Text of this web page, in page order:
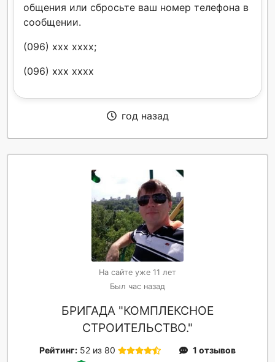
общения или сбросьте ваш номер телефона в
сообщении.
(096) xxx xxxx;
(096) xxx xxxx
год назад
На сайте уже 11 лет
Был час назад
БРИГАДА "КОМПЛЕКСНОЕ
СТРОИТЕЛЬСТВО."
Рейтинг: 52 из 80
1 отзывов